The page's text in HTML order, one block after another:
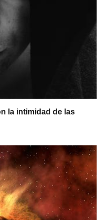
la intimidad de las